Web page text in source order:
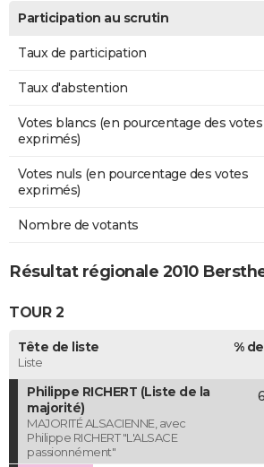
Participation au scrutin
Taux de participation
Taux d'abstention
Votes blancs (en pourcentage des votes
exprimés)
Votes nuls (en pourcentage des votes
exprimés)
Nombre de votants
Résultat régionale 2010
TOUR 2
Tête de liste
Liste
%
Philippe RICHERT (Liste de la
majorité)
MAJORITÉ ALSACIENNE, avec
Philippe RICHERT "L'ALSACE
passionnément"